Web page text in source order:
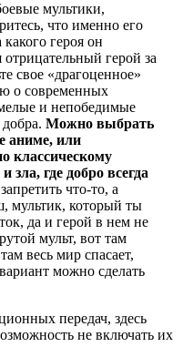
мультики,
что именно его
героя он
герой за
свое «драгоценное»
о современных
и непобедимые
Можно выбрать
аниме, или
классическому
зла, где добро всегда
что-то, а
мультик, который ты
да и герой в нем не
мульт, вот там
весь мир спасает,
можно сделать
передач, здесь
не включать их